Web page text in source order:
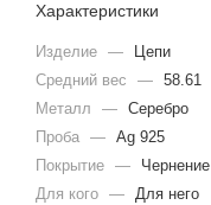
Характеристики
Изделие —
Цепи
Средний вес
— 58.61
Металл
— Серебро
Проба — Ag 925
Покрытие —
Чернение
Для кого — Для него